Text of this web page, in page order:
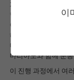
이
게 가꿔보세요.
행되는 5가지 클래스
아노 돌라가레이이며
해 초보자 고객과 함
다. 그의 영감을 주는
마리아노와 함께 운
이 진행 과정에서 여